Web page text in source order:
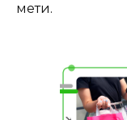
мети.